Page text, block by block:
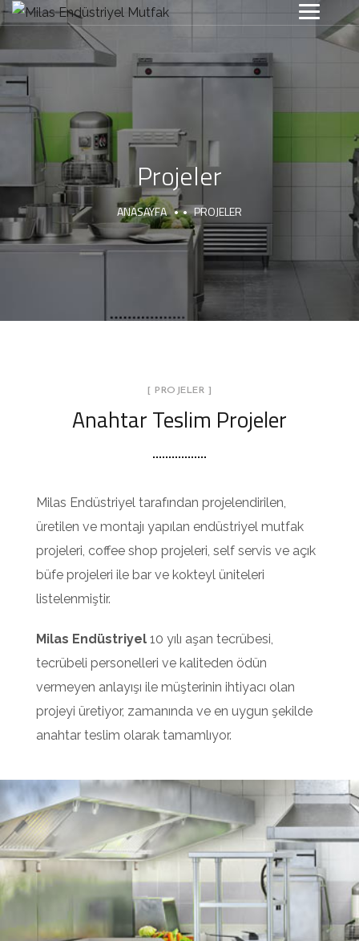
Projeler
ANASAYFA PROJELER
[ PROJELER ]
Anahtar Teslim Projeler
Milas Endüstriyel tarafından projelendirilen,
üretilen ve montajı yapılan endüstriyel mutfak
projeleri, coffee shop projeleri, self servis ve açık
büfe projeleri ile bar ve kokteyl üniteleri
listelenmiştir.
Milas Endüstriyel10 yılı aşan tecrübesi,
tecrübeli personelleri ve kaliteden ödün
vermeyen anlayışı ile müşterinin ihtiyacı olan
projeyi üretiyor, zamanında ve en uygun şekilde
anahtar teslim olarak tamamlıyor.